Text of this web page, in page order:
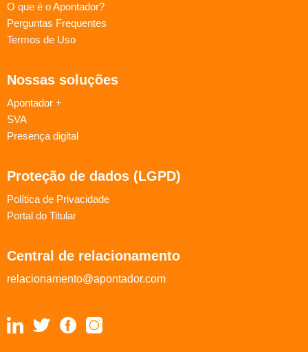
O que é o Apontador?
Perguntas Frequentes
Termos de Uso
Nossas soluções
Apontador +
SVA
Presença digital
Proteção de dados (LGPD)
Política de Privacidade
Portal do Titular
Central de relacionamento
relacionamento@apontador.com